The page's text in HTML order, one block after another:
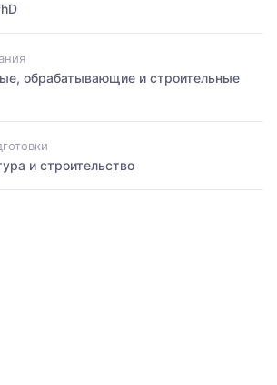
обрабатывающие и строительные
и строительство